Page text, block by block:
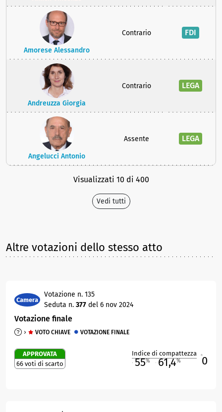
Amorese Alessandro
Contrario FDI
Andreuzza Giorgia
Contrario LEGA
Angelucci Antonio
Assente LEGA
Visualizzati 10 di 400
Vedi tutti
Altre votazioni dello stesso atto
Camera
Votazione n. 135
Seduta n. 377 del 6 nov 2024
Votazione finale
VOTO CHIAVE VOTAZIONE FINALE
APPROVATA
66 voti di scarto
Indice di compattezza
55% 61,4% 0